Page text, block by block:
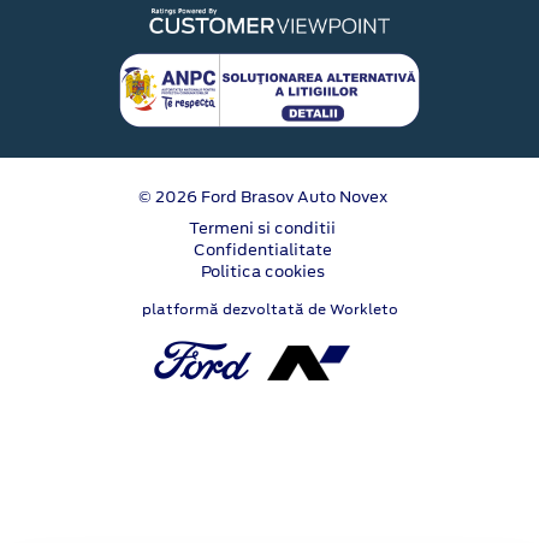
© 2026 Ford Brasov Auto Novex
Termeni si conditii
Confidentialitate
Politica cookies
platformă dezvoltată de Workleto